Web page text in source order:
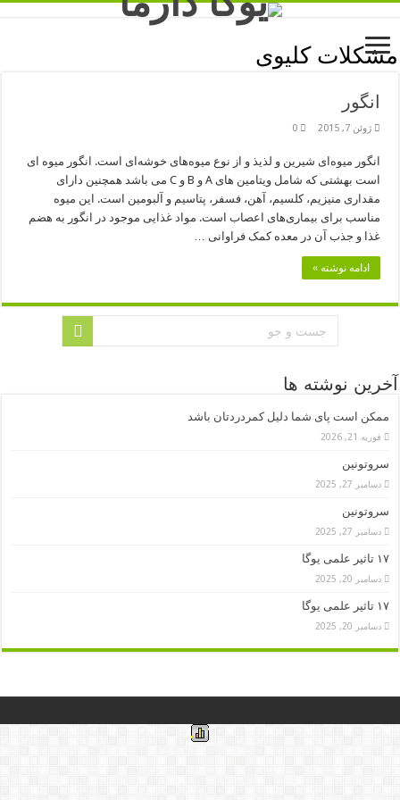
مشکلات کلیوی
انگور
ژوئن 7, 2015 0
انگور میوه‌ای شیرین و لذیذ و از نوع میوه‌های خوشه‌ای است. انگور میوه ای
است بهشتی که شامل ویتامین های A و B و C می باشد همچنین دارای
مقداری منیزیم، کلسیم، آهن، فسفر، پتاسیم و آلبومین است. این میوه
مناسب برای بیماری‌های اعصاب است. مواد غذایی موجود در انگور به هضم
غذا و جذب آن در معده کمک فراوانی …
ادامه نوشته »
آخرین نوشته ها
ممکن است پای شما دلیل کمردردتان باشد
فوریه 21, 2026
سروتونین
دسامبر 27, 2025
سروتونین
دسامبر 27, 2025
۱۷ تاثیر علمی یوگا
دسامبر 20, 2025
۱۷ تاثیر علمی یوگا
دسامبر 20, 2025